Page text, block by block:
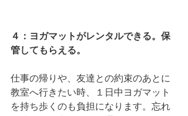
４：ヨガマットがレンタルできる。保
管してもらえる。
仕事の帰りや、友達との約束のあとに
教室へ行きたい時、１日中ヨガマット
を持ち歩くのも負担になります。忘れ